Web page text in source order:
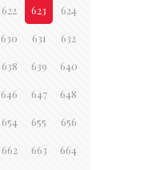
622 623 624
630 631 632
638 639 640
646 647 648
654 655 656
662 663 664